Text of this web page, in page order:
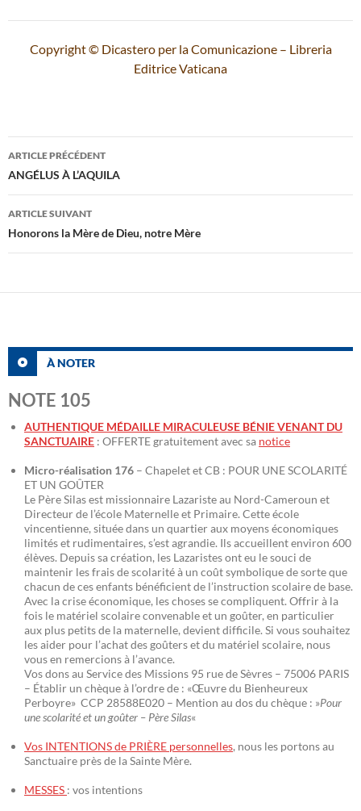
Copyright © Dicastero per la Comunicazione – Libreria
Editrice Vaticana
Navigation
des
articles
ARTICLE PRÉCÉDENT
ANGÉLUS À L’AQUILA
ARTICLE SUIVANT
Honorons la Mère de Dieu, notre Mère
À NOTER
NOTE 105
AUTHENTIQUE MÉDAILLE MIRACULEUSE BÉNIE VENANT DU
SANCTUAIRE : OFFERTE gratuitement avec sa notice
Micro-réalisation 176 – Chapelet et CB : POUR UNE SCOLARITÉ
ET UN GOÛTER
Le Père Silas est missionnaire Lazariste au Nord-Cameroun et
Directeur de l’école Maternelle et Primaire. Cette école
vincentienne, située dans un quartier aux moyens économiques
limités et rudimentaires, s’est agrandie. Ils accueillent environ 600
élèves. Depuis sa création, les Lazaristes ont eu le souci de
maintenir les frais de scolarité à un coût symbolique de sorte que
chacun de ces enfants bénéficient de l’instruction scolaire de base.
Avec la crise économique, les choses se compliquent. Offrir à la
fois le matériel scolaire convenable et un goûter, en particulier
aux plus petits de la maternelle, devient difficile. Si vous souhaitez
les aider pour l’achat des goûters et du matériel scolaire, nous
vous en remercions à l’avance.
Vos dons au Service des Missions 95 rue de Sèvres – 75006 PARIS
– Établir un chèque à l’ordre de : «Œuvre du Bienheureux
Perboyre» CCP 28588E020 – Mention au dos du chèque : »Pour
une scolarité et un goûter – Père Silas«
Vos INTENTIONS de PRIÈRE personnelles, nous les portons au
Sanctuaire près de la Sainte Mère.
MESSES : vos intentions